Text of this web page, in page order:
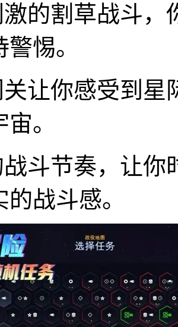
的割草战斗
惕。
让你感受到
。
斗节奏，让你
战斗感。